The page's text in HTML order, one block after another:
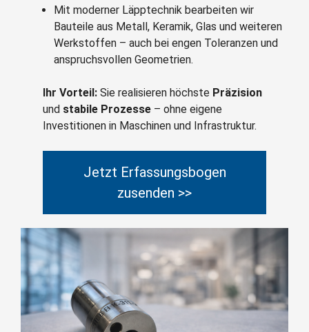
Mit moderner Läpptechnik bearbeiten wir
Bauteile aus Metall, Keramik, Glas und weiteren
Werkstoffen – auch bei engen Toleranzen und
anspruchsvollen Geometrien.
Ihr Vorteil: Sie realisieren höchste Präzision
und stabile Prozesse – ohne eigene
Investitionen in Maschinen und Infrastruktur.
Jetzt Erfassungsbogen
zusenden >>